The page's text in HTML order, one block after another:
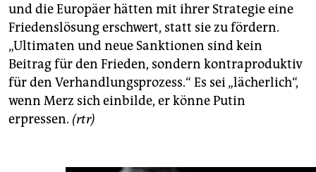
und die Europäer hätten mit ihrer Strategie eine
Friedenslösung erschwert, statt sie zu fördern.
„Ultimaten und neue Sanktionen sind kein
Beitrag für den Frieden, sondern kontraproduktiv
für den Verhandlungsprozess.“ Es sei „lächerlich“,
wenn Merz sich einbilde, er könne Putin
erpressen. (rtr)